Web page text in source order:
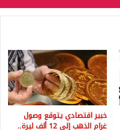
خبير اقتصادي يتوقع وصول
غرام الذهب إلى 12 ألف ليرة..